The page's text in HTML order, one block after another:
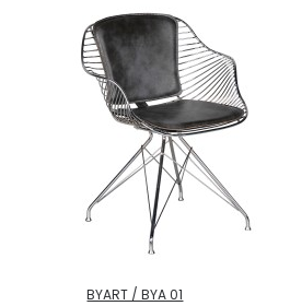
BYART / BYA 01